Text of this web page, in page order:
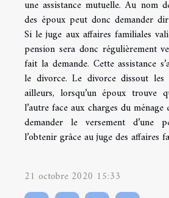
une assistance mutuelle. Au nom
des époux peut donc demander
Si le juge aux affaires familiales
pension sera donc régulièrement
fait la demande. Cette assistance
le divorce. Le divorce dissout
ailleurs, lorsqu’un époux trouve
l’autre face aux charges du
demander le versement d’une
l’obtenir grâce au juge des affaires
21 octobre 2020 15:33